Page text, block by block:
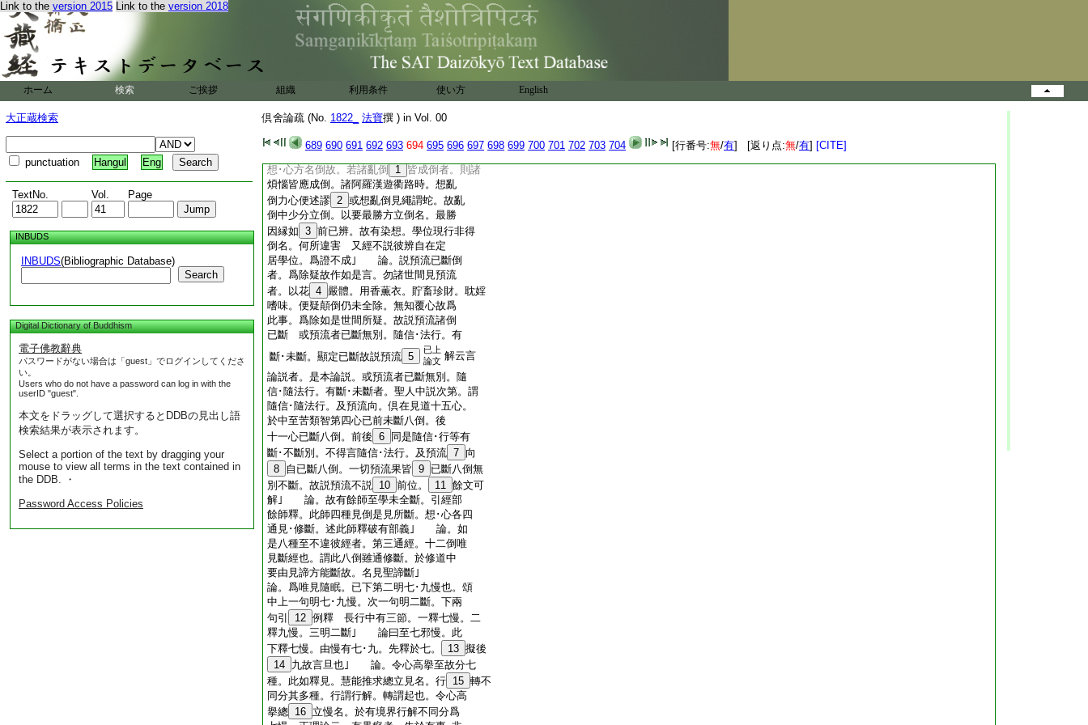
Link to the version 2015 Link to the version 2018
ホーム 検索 ご挨拶 組織 利用条件 使い方 English
大正蔵検索
punctuation Hangul Eng
TextNo. Vol. Page
INBUDS
INBUDS(Bibliographic Database)
Search
Digital Dictionary of Buddhism
電子佛教辭典
パスワードがない場合は「guest」でログインしてくださ
い。
Users who do not have a password can log in with the
userID "guest".
本文をドラッグして選択するとDDBの見出し語
検索結果が表示されます。
Select a portion of the text by dragging your
mouse to view all terms in the text contained in
the DDB. ・
Password Access Policies
倶舍論疏 (No. 1822_ 法寶撰 ) in Vol. 00
689 690 691 692 693 694 695 696 697 698 699 700 701 702 703 704 [行番号:無/有] [返り点:無/有] [CITE]
鬼｣ 論。若爾。已下有三節。一論主引慶
喜頌難。二引餘部釋。三通前引經證十二
倒是見諦斷。論主不許有部十二倒唯見斷
故。所以不救｣ 論。 31 若爾何故至貪息心
故阿難爲辨自在説頌。由有想亂倒等
有想亂倒故。汝心焦熱等。正理釋云。非我
等言欲貪映蔽 34 想無 35 亂倒。但作是言。非
諸亂倒皆名顛倒。所以然者。見倒倶行亂倒
想･心方名倒故。若諸亂倒
1 皆成倒者。則諸
煩惱皆應成倒。諸阿羅漢遊衢路時。想亂
倒力心便述謬 2 或想亂倒見繩謂蛇。故亂
倒中少分立倒。以要最勝方立倒名。最勝
因縁如 3 前已辨。故有染想。學位現行非得
倒名。何所違害 又經不説彼辨自在定
居學位。爲證不成｣ 論。説預流已斷倒
者。爲除疑故作如是言。勿諸世間見預流
者。以花 4 嚴體。用香薫衣。貯畜珍財。耽婬
嗜味。便疑顛倒仍未全除。無知覆心故爲
此事。爲除如是世間所疑。故説預流諸倒
已斷 或預流者已斷無別。隨信･法行。有
斷･未斷。顯定已斷故説預流 5
已上
論文 解云言
論説者。是本論説。或預流者已斷無別。隨
信･隨法行。有斷･未斷者。聖人中説次第。謂
隨信･隨法行。及預流向。倶在見道十五心。
於中至苦類智第四心已前未斷八倒。後
十一心已斷八倒。前後 6
同是隨信･行等有
斷･不斷別。不得言隨信･法行。及預流 7 向
8 自已斷八倒。一切預流果皆 9 已斷八倒無
別不斷。故説預流不説 10 前位。 11 餘文可
解｣ 論。故有餘師至學未全斷。引經部
餘師釋。此師四種見倒是見所斷。想･心各四
通見･修斷。述此師釋破有部義｣ 論。如
是八種至不違彼經者。第三通經。十二倒唯
見斷經也。謂此八倒雖通修斷。於修道中
要由見諦方能斷故。名見聖諦斷｣
論。爲唯見隨眠。已下第二明七･九慢也。頌
中上一句明七･九慢。次一句明二斷。下兩
句引
12 例釋 長行中有三節。一釋七慢。二
釋九慢。三明二斷｣ 論曰至七邪慢。此
下釋七慢。由慢有七･九。先釋於七。
13 擬後
14 九故言旦也｣ 論。令心高擧至故分七
種。此如釋見。慧能推求總立見名。行 15 轉不
同分其多種。行謂行解。轉謂起也。令心高
擧總 16 立慢名。於有境界行解不同分爲